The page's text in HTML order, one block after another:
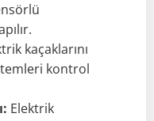
kaçaklarını
kontrol
Elektrik